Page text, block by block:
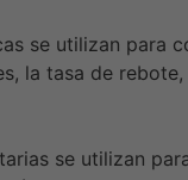
se utilizan para
la tasa de
se utilizan